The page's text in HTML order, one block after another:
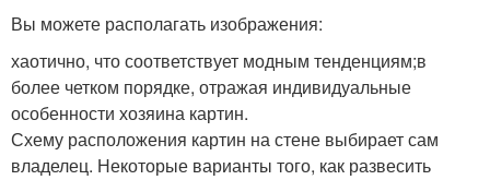
Вы можете располагать изображения:
хаотично, что соответствует модным тенденциям;в
более четком порядке, отражая индивидуальные
особенности хозяина картин.
Схему расположения картин на стене выбирает сам
владелец. Некоторые варианты того, как развесить